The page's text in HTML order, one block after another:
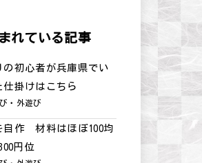
れている記事
の初心者が兵庫県でい
仕掛けはこちら
・外遊び
自作 材料はほぼ100均
円位